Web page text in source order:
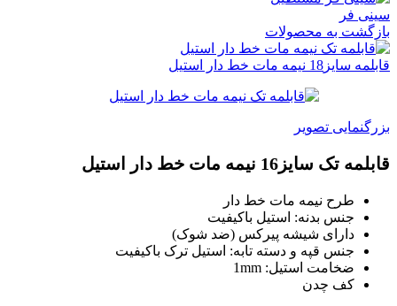
سینی فر
بازگشت به محصولات
قابلمه سایز18 نیمه مات خط دار استیل
بزرگنمایی تصویر
قابلمه تک سایز16 نیمه مات خط دار استیل
طرح نیمه مات خط دار
جنس بدنه: استیل باکیفیت
دارای شیشه پیرکس (ضد شوک)
جنس قپه و دسته تابه: استیل ترک باکیفیت
ضخامت استیل: 1mm
کف چدن